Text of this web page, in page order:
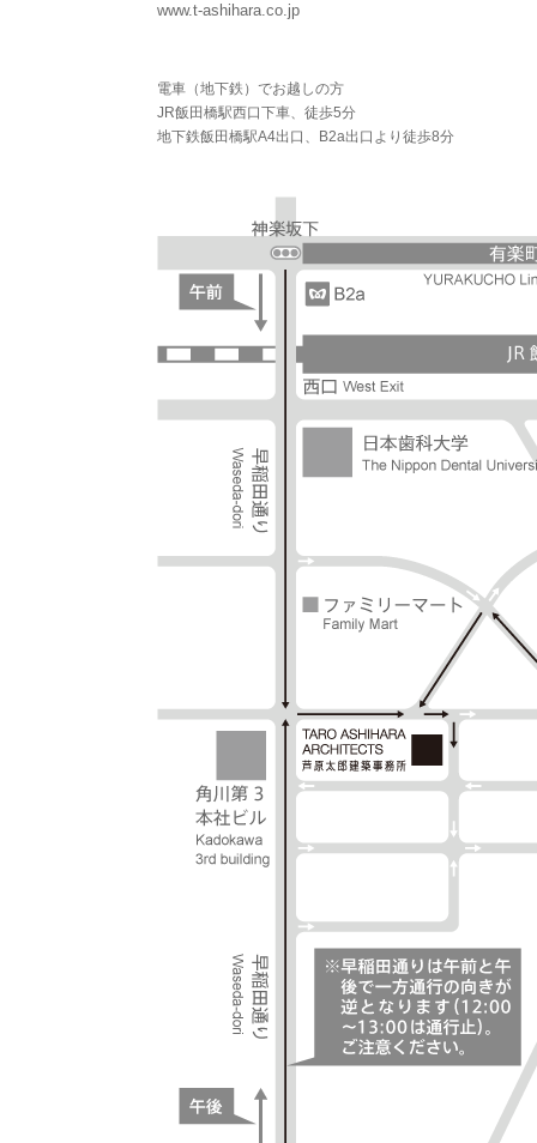
www.t-ashihara.co.jp
電車（地下鉄）でお越しの方
JR飯田橋駅西口下車、徒歩5分
地下鉄飯田橋駅A4出口、B2a出口より徒歩8分